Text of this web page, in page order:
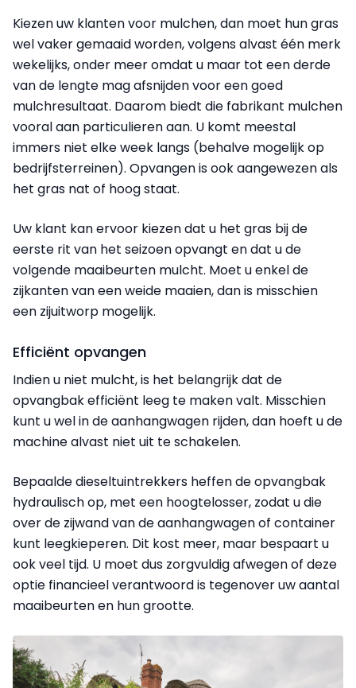
Kiezen uw klanten voor mulchen, dan moet hun gras
wel vaker gemaaid worden, volgens alvast één merk
wekelijks, onder meer omdat u maar tot een derde
van de lengte mag afsnijden voor een goed
mulchresultaat. Daarom biedt die fabrikant mulchen
vooral aan particulieren aan. U komt meestal
immers niet elke week langs (behalve mogelijk op
bedrijfsterreinen). Opvangen is ook aangewezen als
het gras nat of hoog staat.
Uw klant kan ervoor kiezen dat u het gras bij de
eerste rit van het seizoen opvangt en dat u de
volgende maaibeurten mulcht. Moet u enkel de
zijkanten van een weide maaien, dan is misschien
een zijuitworp mogelijk.
Efficiënt opvangen
Indien u niet mulcht, is het belangrijk dat de
opvangbak efficiënt leeg te maken valt. Misschien
kunt u wel in de aanhangwagen rijden, dan hoeft u de
machine alvast niet uit te schakelen.
Bepaalde dieseltuintrekkers heffen de opvangbak
hydraulisch op, met een hoogtelosser, zodat u die
over de zijwand van de aanhangwagen of container
kunt leegkieperen. Dit kost meer, maar bespaart u
ook veel tijd. U moet dus zorgvuldig afwegen of deze
optie financieel verantwoord is tegenover uw aantal
maaibeurten en hun grootte.